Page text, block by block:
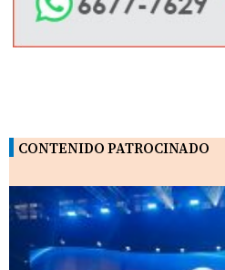
CONTENIDO PATROCINADO